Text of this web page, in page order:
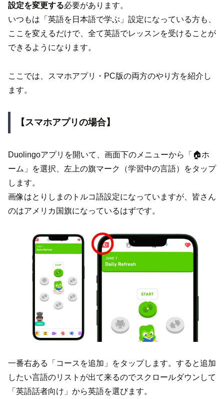
設定を変更する必要があります。
いつもは「英語を日本語で学ぶ」設定になっている方も、
ここを変えるだけで、全て英語でレッスンを受けることが
できるようになります。
ここでは、スマホアプリ・PC版の両方のやり方を紹介し
ます。
【スマホアプリの場合】
Duolingoアプリを開いて、画面下のメニューから「🏠ホ
ーム」を選択、左上の旗マーク（学習中の言語）をタップ
します。
画像はとりしまのトルコ語設定になっていますが、皆さん
のはアメリカ国旗になっているはずです。
一番右ある「コースを追加」をタップします。すると追加
したい言語のリストが出て来るのでスクロールダウンして
「英語話者向け」から英語を選びます。